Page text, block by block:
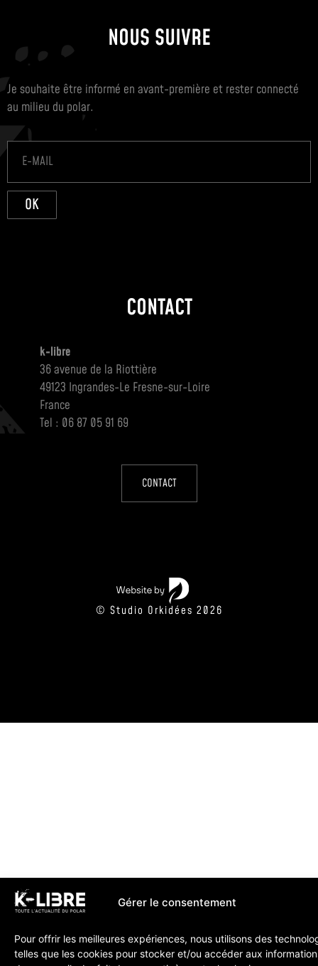
Gérer le consentement
Pour offrir les meilleures expériences, nous utilisons des
telles que les cookies pour stocker et/ou accéder aux
NOUS SUIVRE
Je souhaite être informé en avant-première et rester connecté
au milieu du polar.
OK
CONTACT
k-libre
36 avenue de la Riottière
49123 Ingrandes-Le Fresne-sur-Loire
France
Tel : 06 87 05 91 69
CONTACT
© Studio Orkidées 2026